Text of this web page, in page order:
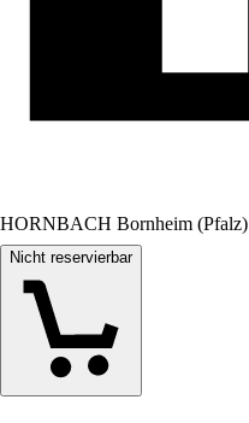
HORNBACH Bornheim (Pfalz)
Nicht reservierbar